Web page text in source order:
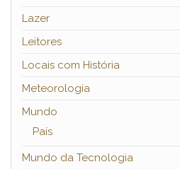
Lazer
Leitores
Locais com História
Meteorologia
Mundo
País
Mundo da Tecnologia